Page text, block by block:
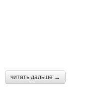
читать дальше →